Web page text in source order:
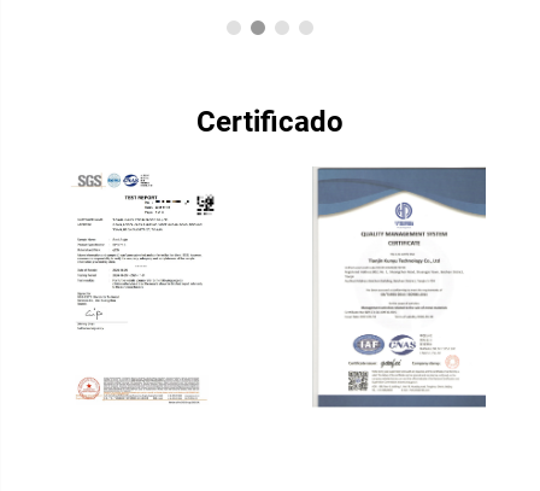
Certificado